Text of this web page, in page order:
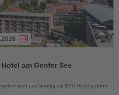
am Genfer See
und künftig als NYX Hotel geführt